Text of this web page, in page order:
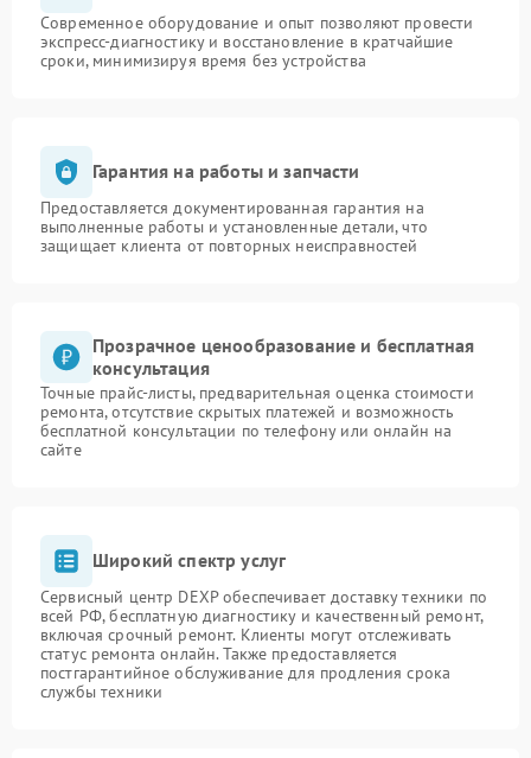
Современное оборудование и опыт позволяют провести
экспресс-диагностику и восстановление в кратчайшие
сроки, минимизируя время без устройства
Гарантия на работы и запчасти
Предоставляется документированная гарантия на
выполненные работы и установленные детали, что
защищает клиента от повторных неисправностей
Прозрачное ценообразование и бесплатная
консультация
Точные прайс-листы, предварительная оценка стоимости
ремонта, отсутствие скрытых платежей и возможность
бесплатной консультации по телефону или онлайн на
сайте
Широкий спектр услуг
Сервисный центр DEXP обеспечивает доставку техники по
всей РФ, бесплатную диагностику и качественный ремонт,
включая срочный ремонт. Клиенты могут отслеживать
статус ремонта онлайн. Также предоставляется
постгарантийное обслуживание для продления срока
службы техники